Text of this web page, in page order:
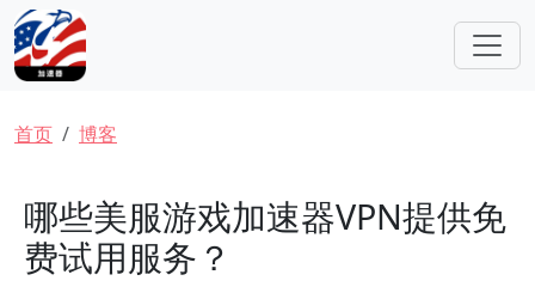
跳转到主要内容
面包屑
首页 博客
哪些美服游戏加速器VPN提供免
费试用服务？